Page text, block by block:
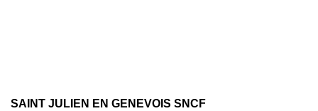
SAINT JULIEN EN GENEVOIS SNCF